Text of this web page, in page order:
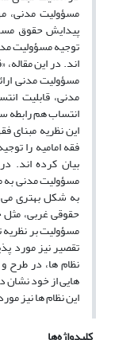
مسؤولیت مدنی،
پیدایش حقوق
توجیه مسؤولیت
اند. در این
مسؤولیت مدنی
مدنی، قابلیت
انتساب هم
این نظریه مبنای
فقه امامیه را
مسؤولیت مدنی به
به شکل بهتری می
حقوقی غربی، مثل
مسؤولیت بر
تقصیر نیز مورد
نظام ها، در
هایی از خود نشان
این نظام ها نیز